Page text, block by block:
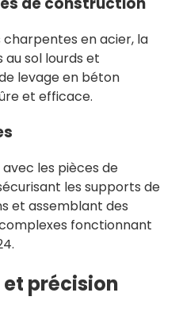
charpentes en acier, la
sol lourds et
levage en béton
et efficace.
les pièces de
les supports de
et assemblant des
fonctionnant
précision